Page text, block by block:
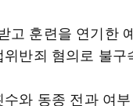
고 훈련을 연기한
위반죄 혐의로 불구
와 동종 전과 여